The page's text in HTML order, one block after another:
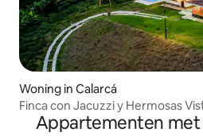
Woning in Calarcá
Finca con Jacuzzi y Hermosas
Appartementen